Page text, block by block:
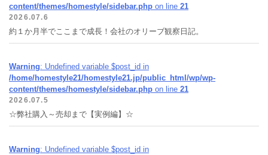
content/themes/homestyle/sidebar.php on line 21
2026.07.6
約１か月半でここまで成長！会社のオリーブ観察日記。
Warning: Undefined variable $post_id in
/home/homestyle21/homestyle21.jp/public_html/wp/wp-
content/themes/homestyle/sidebar.php on line 21
2026.07.5
☆弊社購入～売却まで【実例編】☆
Warning: Undefined variable $post_id in